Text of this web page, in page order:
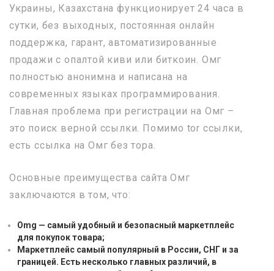
Украины, Казахстана функционирует 24 часа в
сутки, без выходных, постоянная онлайн
поддержка, гарант, автоматизированные
продажи с опалтой киви или биткоин. Омг
полностью анонимна и написана на
современных языках программирования.
Главная проблема при регистрации на Омг –
это поиск верной ссылки. Помимо tor ссылки,
есть ссылка на Омг без тора.
Основные преимущества сайта Омг
заключаются в том, что:
Omg — самый удобный и безопасный маркетплейс
для покупок товара;
Маркетплейс самый популярный в России, СНГ и за
границей. Есть несколько главных различий, в